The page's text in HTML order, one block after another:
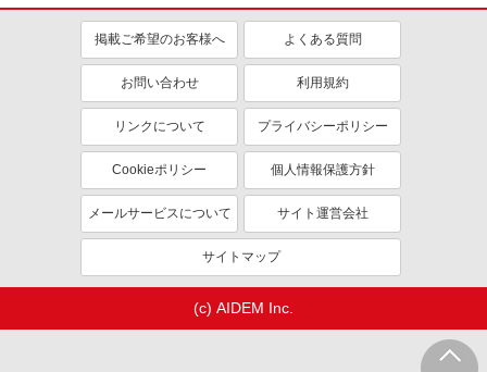
掲載ご希望のお客様へ よくある質問
お問い合わせ 利用規約
リンクについて プライバシーポリシー
Cookieポリシー 個人情報保護方針
メールサービスについて サイト運営会社
サイトマップ
(c) AIDEM Inc.